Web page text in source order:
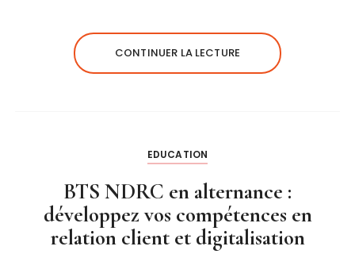
CONTINUER LA LECTURE
EDUCATION
BTS NDRC en alternance :
développez vos compétences en
relation client et digitalisation